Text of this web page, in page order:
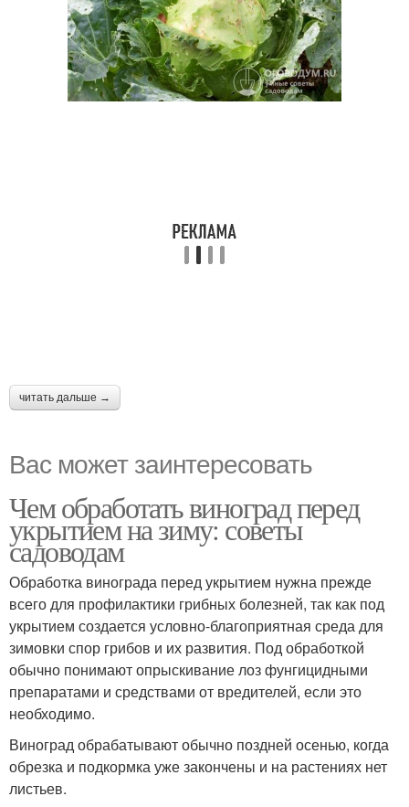
читать дальше →
Вас может заинтересовать
Чем обработать виноград перед
укрытием на зиму: советы
садоводам
Обработка винограда перед укрытием нужна прежде
всего для профилактики грибных болезней, так как под
укрытием создается условно-благоприятная среда для
зимовки спор грибов и их развития. Под обработкой
обычно понимают опрыскивание лоз фунгицидными
препаратами и средствами от вредителей, если это
необходимо.
Виноград обрабатывают обычно поздней осенью, когда
обрезка и подкормка уже закончены и на растениях нет
листьев.